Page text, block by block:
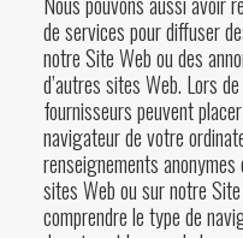
de services pour diffuser
notre Site Web ou des
d’autres sites Web. Lors
fournisseurs peuvent
navigateur de votre
renseignements
sites Web ou sur notre
comprendre le type de